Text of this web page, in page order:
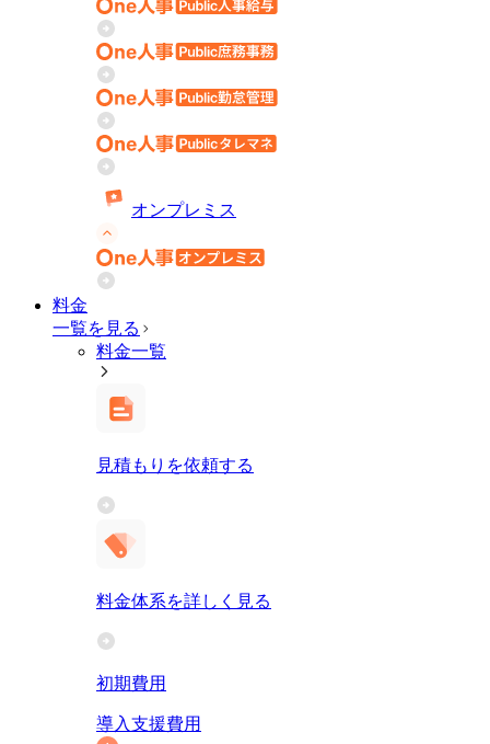
オンプレミス
料金
一覧を見る
料金一覧
見積もりを依頼する
料金体系を詳しく見る
初期費用
導入支援費用